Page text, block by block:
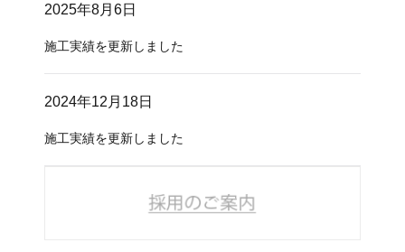
2025年8月6日
施工実績を更新しました
2024年12月18日
施工実績を更新しました